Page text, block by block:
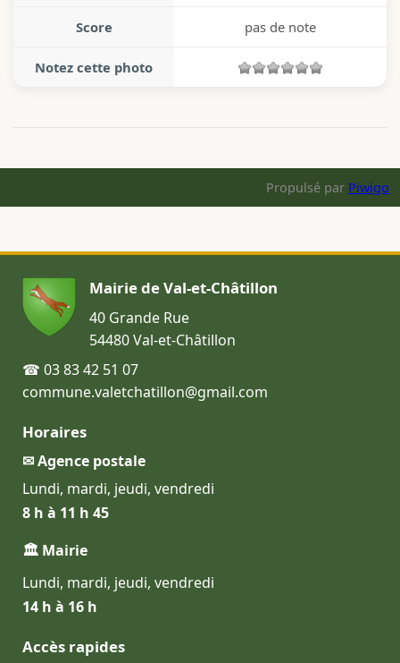
Score pas de note
Notez cette photo
Propulsé par Piwigo
Mairie de Val-et-Châtillon
40 Grande Rue
54480 Val-et-Châtillon
☎ 03 83 42 51 07
commune.valetchatillon@gmail.com
Horaires
✉ Agence postale
Lundi, mardi, jeudi, vendredi
8 h à 11 h 45
🏛 Mairie
Lundi, mardi, jeudi, vendredi
14 h à 16 h
Accès rapides